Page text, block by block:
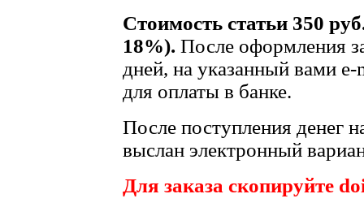
Стоимость статьи 350
18%). После оформления
дней, на указанный вами
для оплаты в банке.
После поступления денег
выслан электронный
Для заказа скопируйте